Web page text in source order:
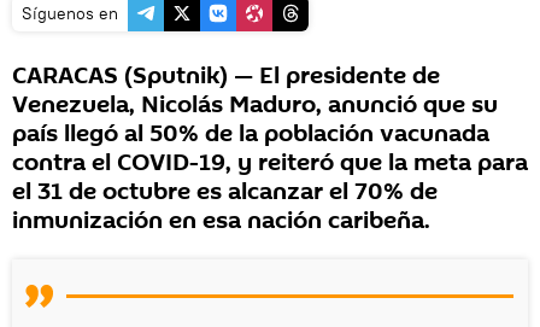
Síguenos en
CARACAS (Sputnik) — El presidente de
Venezuela, Nicolás Maduro, anunció que su
país llegó al 50% de la población vacunada
contra el COVID-19, y reiteró que la meta para
el 31 de octubre es alcanzar el 70% de
inmunización en esa nación caribeña.